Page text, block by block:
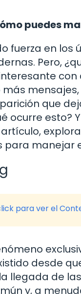
puedes
fuerza en
Pero,
con
que
ocurre
manejar
para ver el
desde
llegada de
y, a